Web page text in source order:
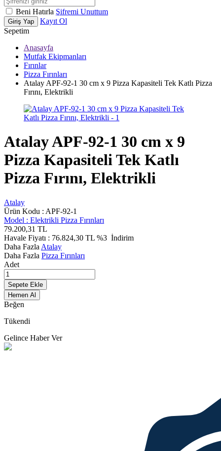
Beni Hatırla Şifremi Unuttum
Giriş Yap
Kayıt Ol
Sepetim
Anasayfa
Mutfak Ekipmanları
Fırınlar
Pizza Fırınları
Atalay APF-92-1 30 cm x 9 Pizza Kapasiteli Tek Katlı Pizza
Fırını, Elektrikli
Atalay APF-92-1 30 cm x 9
Pizza Kapasiteli Tek Katlı
Pizza Fırını, Elektrikli
Atalay
Ürün Kodu : APF-92-1
Model : Elektrikli Pizza Fırınları
79.200,31 TL
Havale Fiyatı : 76.824,30 TL %3 İndirim
Daha Fazla Atalay
Daha Fazla Pizza Fırınları
Adet
Sepete Ekle
Hemen Al
Beğen
Tükendi
Gelince Haber Ver